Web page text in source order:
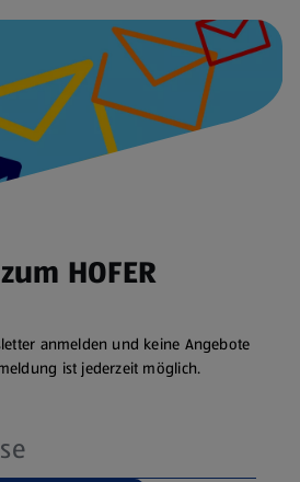
HOFER
anmelden und keine Angebote
ist jederzeit möglich.